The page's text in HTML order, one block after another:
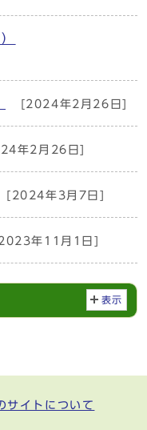
[2024年2月26日]
年2月26日]
[2024年3月7日]
年11月1日]
表示
サイトについて